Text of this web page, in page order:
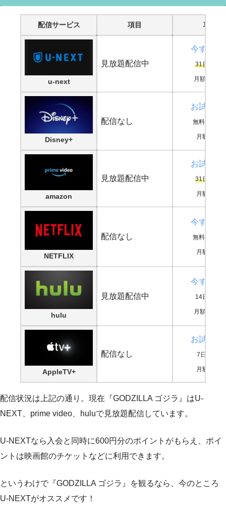
配信サービス 項目 項目
u-next
見放題配信中
今すぐ鑑
31日間無料
月額2,189
Disney+
配信なし
お試し登
無料期間な
月額990円
amazon
見放題配信中
お試し登
31日間無料
月額500円
NETFLIX
配信なし
今すぐ鑑
無料期間な
月額880円
hulu
見放題配信中
今すぐ鑑
14日間無料
月額1,026
AppleTV+
配信なし
お試し登
7日間無料
月額600円
配信状況は上記の通り。現在『GODZILLA ゴジラ』はU-
NEXT、prime video、huluで見放題配信しています。
U-NEXTなら入会と同時に600円分のポイントがもらえ、ポイ
ントは映画館のチケットなどに利用できます。
というわけで『GODZILLA ゴジラ』を観るなら、今のところ
U-NEXTがオススメです！